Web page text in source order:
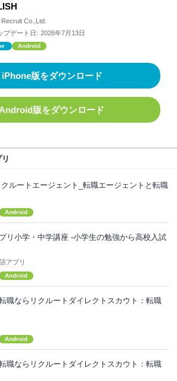
Recruit Co.,Ltd.
プデート日: 2026年7月13日
Android
iPhone版をダウンロード
Android版をダウンロード
ルートエージェント_転職エージェントと転職
Android
リ小学・中学講座 -小学生の勉強から高校入試
アプリ
Android
職ならリクルートダイレクトスカウト：転職
Android
職ならリクルートダイレクトスカウト：転職